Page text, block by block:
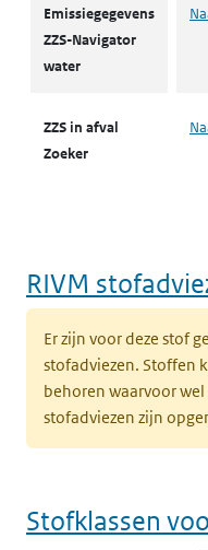
Emissiegegevens
ZZS-Navigator
water
ZZS in afval
Zoeker
RIVM
Er zijn voor deze stof
stofadviezen. Stoffen
behoren waarvoor wel
stofadviezen zijn
Stofklassen